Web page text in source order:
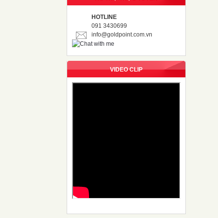
HOTLINE
091 3430699
info@goldpoint.com.vn
VIDEO CLIP